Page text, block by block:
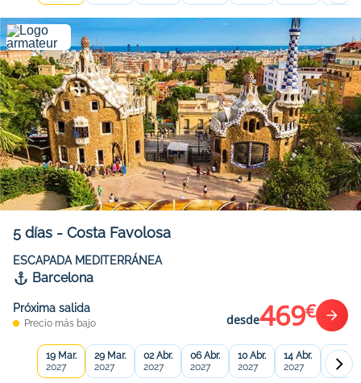
5 días - Costa Favolosa
ESCAPADA MEDITERRÁNEA
Barcelona
Próxima salida
Precio más bajo desde469€
19 Mar.
2027
29 Mar.
2027
02 Abr.
2027
06 Abr.
2027
10 Abr.
2027
14 Abr.
2027
18 Abr.
2027